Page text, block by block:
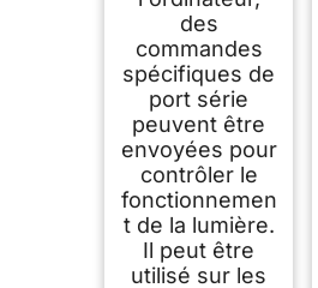
des
commandes
spécifiques de
port série
peuvent être
envoyées pour
contrôler le
fonctionnemen
t de la lumière.
Il peut être
utilisé sur les